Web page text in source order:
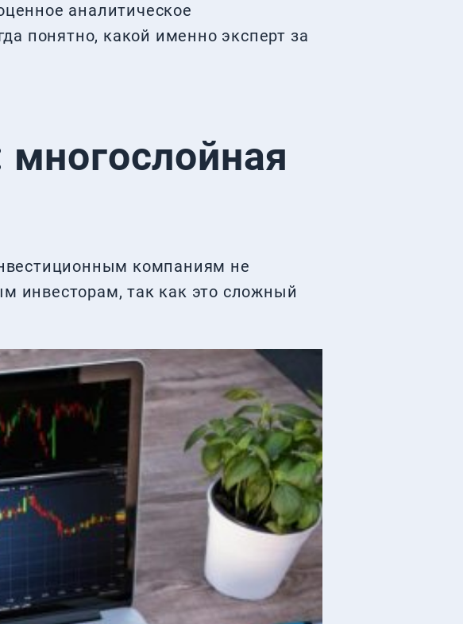
аналитическое
понятно, какой именно эксперт за
компаниям не
инвесторам, так как это сложный